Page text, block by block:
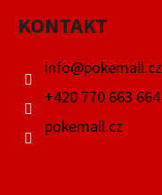
KONTAKT
info@pokemall.cz
+420 770 663 664
pokemall.cz